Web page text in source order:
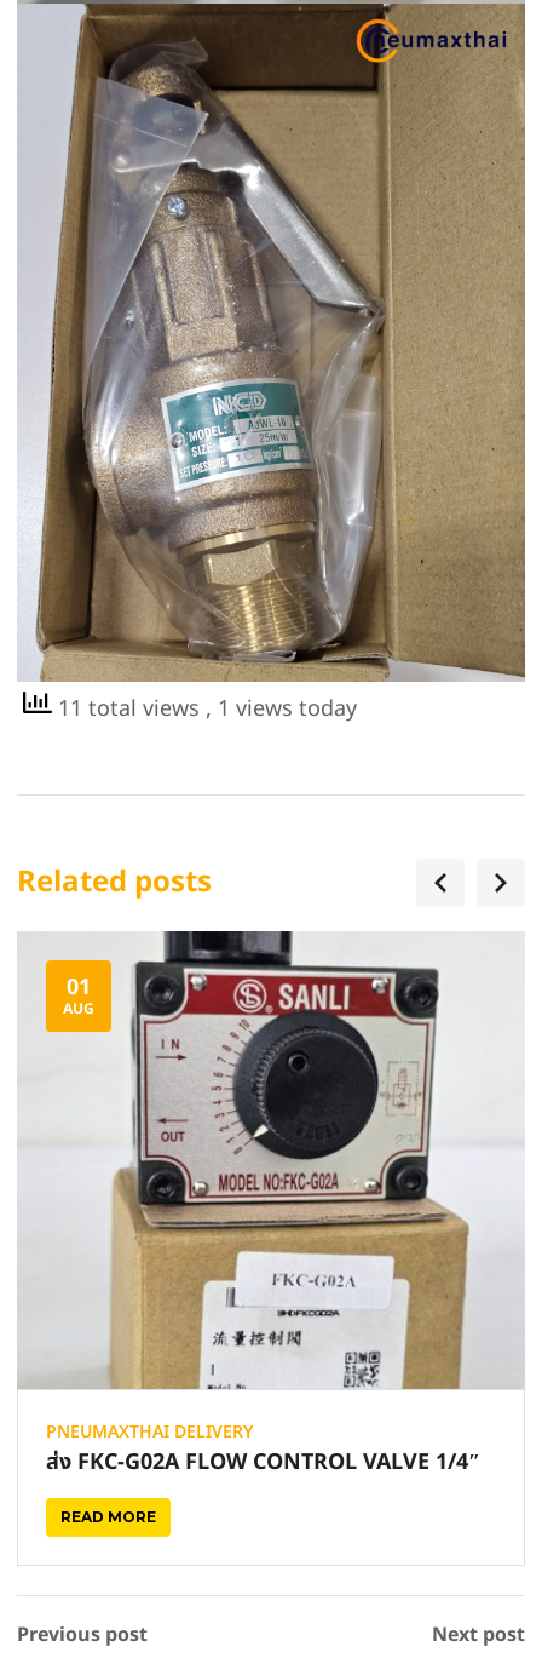
11 total views , 1 views today
Related posts
01
AUG
PNEUMAXTHAI DELIVERY
ส่ง FKC-G02A FLOW CONTROL VALVE 1/4″
READ MORE
Previous post Next post